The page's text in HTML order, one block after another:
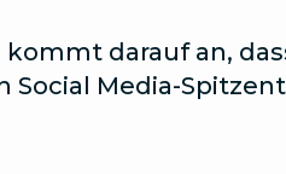
darauf an,
Social Media-